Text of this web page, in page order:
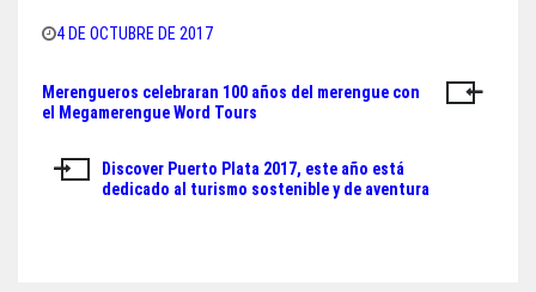
bo tt
er
ts
pp
4 DE OCTUBRE DE 2017
Navegación
entradas
Merengueros celebraran 100 años del merengue con
el Megamerengue Word Tours
Discover Puerto Plata 2017, este año está
dedicado al turismo sostenible y de aventura